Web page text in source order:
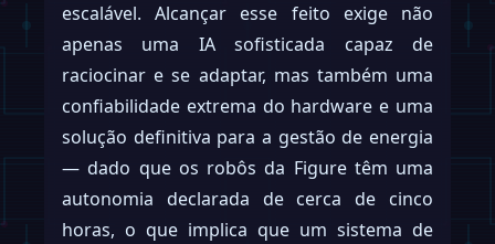
escalável. Alcançar esse feito exige não
apenas uma IA sofisticada capaz de
raciocinar e se adaptar, mas também uma
confiabilidade extrema do hardware e uma
solução definitiva para a gestão de energia
— dado que os robôs da Figure têm uma
autonomia declarada de cerca de cinco
horas, o que implica que um sistema de